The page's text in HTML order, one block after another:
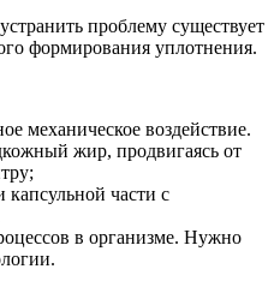
проблему существует
формирования уплотнения.
механическое воздействие.
жир, продвигаясь от
части с
в организме. Нужно